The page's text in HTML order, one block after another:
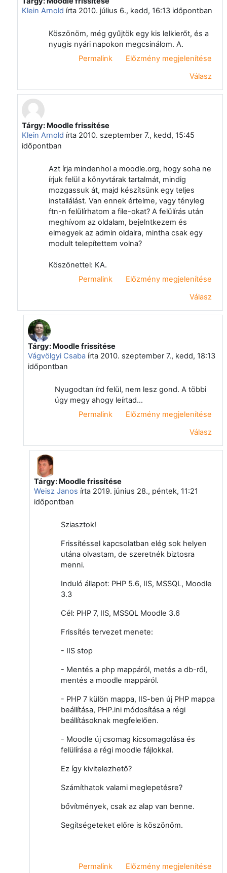
Klein Arnold írta 2010. július 6., kedd, 16:13időpontban
Köszönöm, még gyűjtök egy kis lelkierőt, és a
nyugis nyári napokon megcsinálom. A.
Permalink
Előzmény megjelenítése
Válasz
Válasz erre: Vágvölgyi Csaba
Tárgy: Moodle frissítése
Klein Arnold írta 2010. szeptember 7., kedd, 15:45
időpontban
Azt írja mindenhol a moodle.org, hogy soha ne
írjuk felül a könyvtárak tartalmát, mindig
mozgassuk át, majd készítsünk egy teljes
installálást. Van ennek értelme, vagy tényleg
ftn-n felülírhatom a file-okat? A felülírás után
meghívom az oldalam, bejelntkezem és
elmegyek az admin oldalra, mintha csak egy
modult telepítettem volna?
Köszönettel: KA.
Permalink
Előzmény megjelenítése
Válasz
Válasz erre: Klein Arnold
Tárgy: Moodle frissítése
Vágvölgyi Csabaírta 2010. szeptember 7., kedd, 18:13
időpontban
Nyugodtan írd felül, nem lesz gond. A többi
úgy megy ahogy leírtad...
Permalink
Előzmény megjelenítése
Válasz
Válasz erre: Vágvölgyi Csaba
Tárgy: Moodle frissítése
Weisz Janos írta 2019. június 28., péntek, 11:21
időpontban
Sziasztok!
Frissítéssel kapcsolatban elég sok helyen
utána olvastam, de szeretnék biztosra
menni.
Induló állapot: PHP 5.6, IIS, MSSQL, Moodle
3.3
Cél: PHP 7, IIS, MSSQL Moodle 3.6
Frissítés tervezet menete:
- IIS stop
- Mentés a php mappáról, metés a db-ről,
mentés a moodle mappáról.
- PHP 7 külön mappa, IIS-ben új PHP mappa
beállítása, PHP.ini módosítása a régi
beállításoknak megfelelően.
- Moodle új csomag kicsomagolása és
felülírása a régi moodle fájlokkal.
Ez így kivitelezhető?
Számíthatok valami meglepetésre?
bővítmények, csak az alap van benne.
Segítségeteket előre is köszönöm.
Permalink
Előzmény megjelenítése